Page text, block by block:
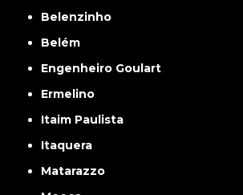
Belenzinho
Belém
Engenheiro Goulart
Ermelino
Itaim Paulista
Itaquera
Matarazzo